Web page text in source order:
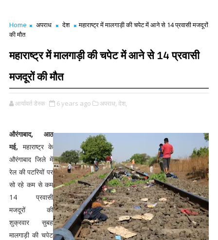
Home अपराध देश
महाराष्ट्र में मालगाड़ी की चपेट में आने से 14 प्रवासी मजदूरों
की मौत
महाराष्ट्र में मालगाड़ी की चपेट में आने से 14 प्रवासी
मजदूरों की मौत
आर्यावर्त डेस्क 6 years ago अपराध, देश,
औरंगाबाद, आठ
मई, महाराष्ट्र के
औरंगाबाद जिले में
रेल की पटरियों पर
सो रहे कम से कम
14 प्रवासी
मजदूरों की
शुक्रवार सुबह
मालगाड़ी की चपेट